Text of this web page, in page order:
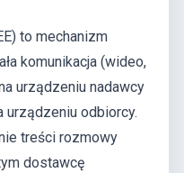
to mechanizm
komunikacja (wideo,
urządzeniu nadawcy
urządzeniu odbiorcy.
treści rozmowy
dostawcę